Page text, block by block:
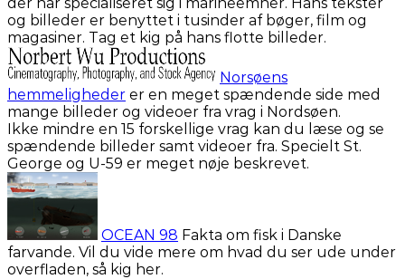
og billeder er benyttet i tusinder af bøger, film og
magasiner. Tag et kig på hans flotte billeder.
Norsøens
hemmeligheder er en meget spændende side med
mange billeder og videoer fra vrag i Nordsøen.
Ikke mindre en 15 forskellige vrag kan du læse og se
spændende billeder samt videoer fra. Specielt St.
George og U-59 er meget nøje beskrevet.
OCEAN 98 Fakta om fisk i Danske
farvande. Vil du vide mere om hvad du ser ude under
overfladen, så kig her.